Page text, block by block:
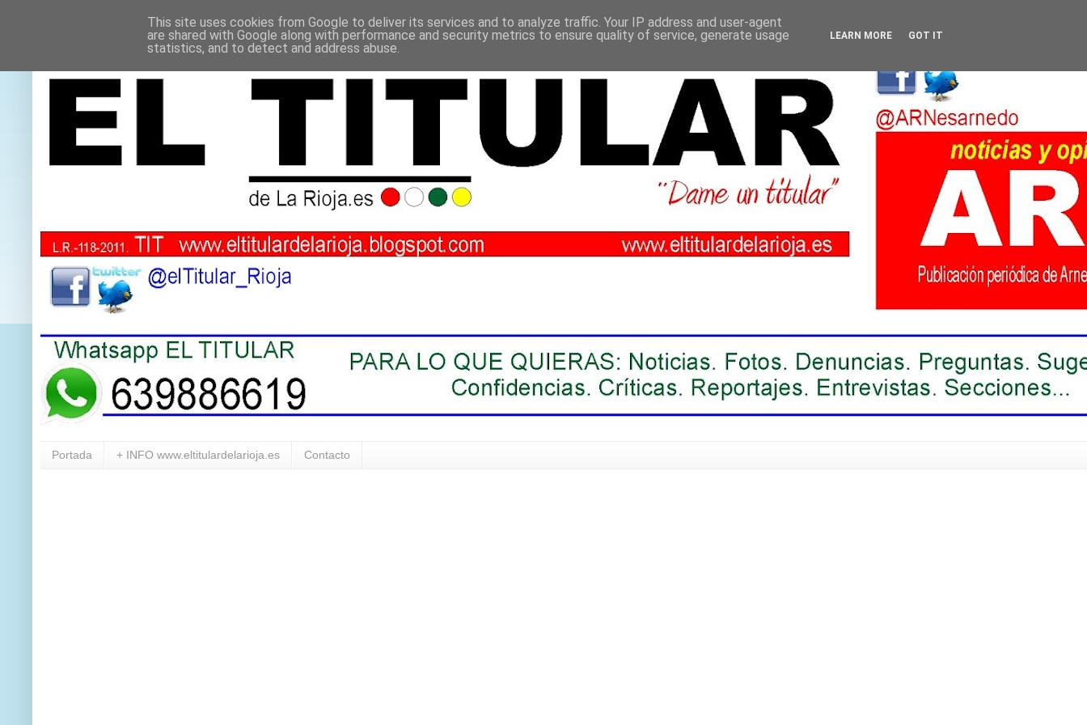
Portada + INFO www.eltitulardelarioja.es Contacto
This site uses cookies from Google to deliver its services and to analyze traffic. Your IP address and user-agent
are shared with Google along with performance and security metrics to ensure quality of service, generate usage
statistics, and to detect and address abuse.
LEARN MORE GOT IT